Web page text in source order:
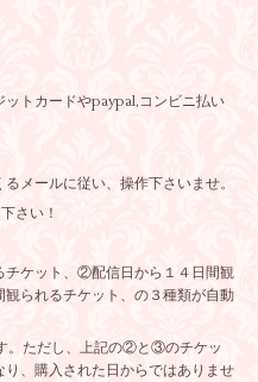
トカードやpaypal,コンビニ払い
メールに従い、操作下さいませ。
さい！
ケット、②配信日から１４日間観
られるチケット、の３種類が自動
。ただし、上記の②と③のチケッ
り、購入された日からではありませ